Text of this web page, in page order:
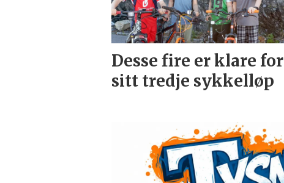
Desse fire er klare for
sitt tredje sykkelløp